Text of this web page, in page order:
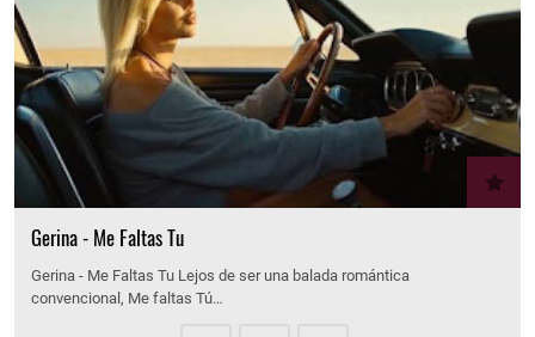
Gerina - Me Faltas Tu
Gerina - Me Faltas Tu Lejos de ser una balada romántica
convencional, Me faltas Tú…